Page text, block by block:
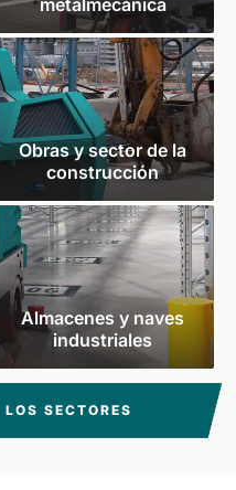
Obras y sector de la
construcción
Almacenes y naves
industriales
SECTORES